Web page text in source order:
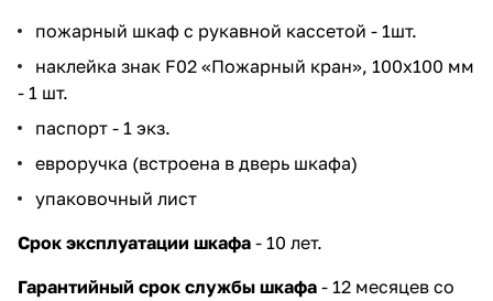
пожарный шкаф с рукавной кассетой - 1шт.
наклейка знак F02 «Пожарный кран», 100х100 мм
- 1 шт.
паспорт - 1 экз.
евроручка (встроена в дверь шкафа)
упаковочный лист
Срок эксплуатации шкафа - 10 лет.
Гарантийный срок службы шкафа - 12 месяцев со